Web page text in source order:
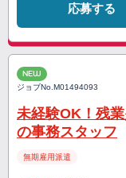
応募する
NEW
ジョブNo.M01494093
未経験OK！残
の事務スタッフ
無期雇用派遣